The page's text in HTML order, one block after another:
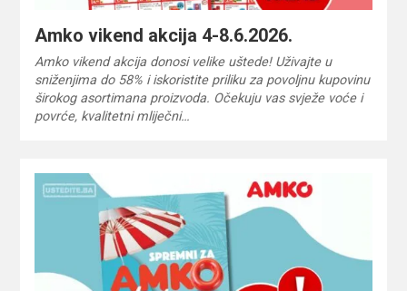
Amko vikend akcija 4-8.6.2026.
Amko vikend akcija donosi velike uštede! Uživajte u
sniženjima do 58% i iskoristite priliku za povoljnu kupovinu
širokog asortimana proizvoda. Očekuju vas svježe voće i
povrće, kvalitetni mliječni…